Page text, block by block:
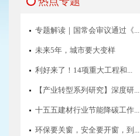
专题解读｜国常会审议通过《...
未来5年，城市要大变样
利好来了！14项重大工程和...
【产业转型系列研究】深度研...
十五五建材行业节能降碳工作...
环保要关窗，安全要开窗，到...